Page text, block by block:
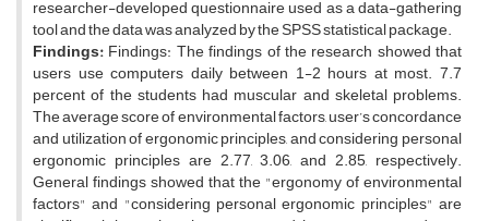
researcher-developed questionnaire used as a data-gathering
tool and the data was analyzed by the SPSS statistical package.
Findings:Findings: The findings of the research showed that
users use computers daily between 1-2 hours at most. 7.7
percent of the students had muscular and skeletal problems.
The average score of environmental factors, user’s concordance
and utilization of ergonomic principles, and considering personal
ergonomic principles are 2.77, 3.06, and 2.85, respectively.
General findings showed that the "ergonomy of environmental
factors" and "considering personal ergonomic principles" are